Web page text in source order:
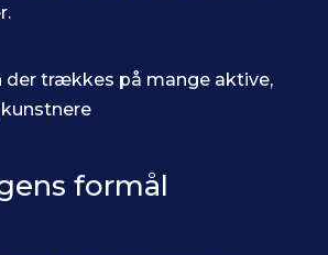
der trækkes på mange aktive,
formål